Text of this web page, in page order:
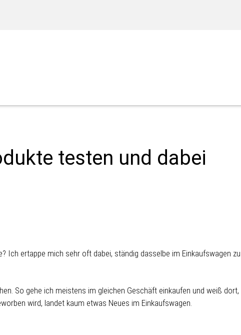
testen und dabei
Ich ertappe mich sehr oft dabei, ständig dasselbe im Einkaufswagen zu
So gehe ich meistens im gleichen Geschäft einkaufen und weiß dort,
wird, landet kaum etwas Neues im Einkaufswagen.